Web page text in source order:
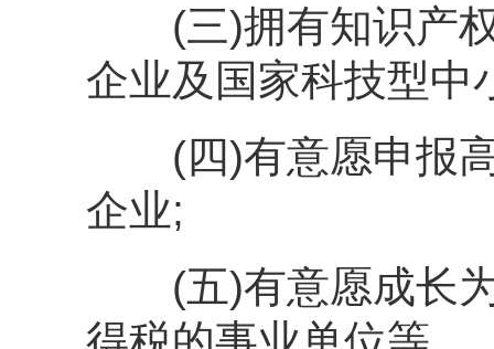
(三)拥有知识产权
企业及国家科技型中
(四)有意愿申报高
企业;
(五)有意愿成长为